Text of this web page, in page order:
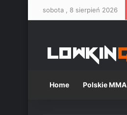
sobota , 8 sierpień 2026
Home Polskie MMA